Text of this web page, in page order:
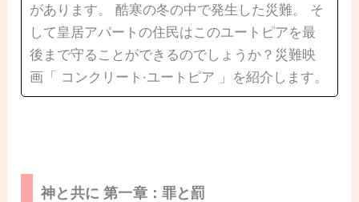
があります。 酷寒の冬の中で発生した災難。 そ
して皇居アパートの住民はこのユートピアを最
後まで守ることができるのでしょうか？災難映
画「 コンクリート·ユートピア 」を紹介します。
神と共に 第一章：罪と罰